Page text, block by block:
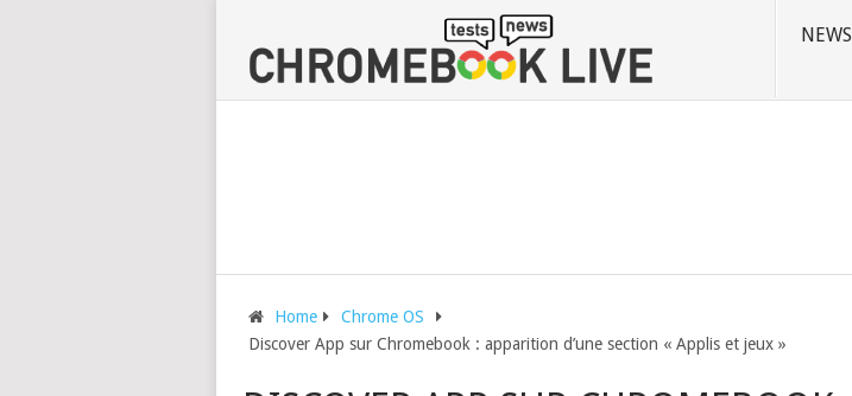
NEWS
Home
Chrome OS
Discover App sur Chromebook : apparition d’une section « Applis et jeux »